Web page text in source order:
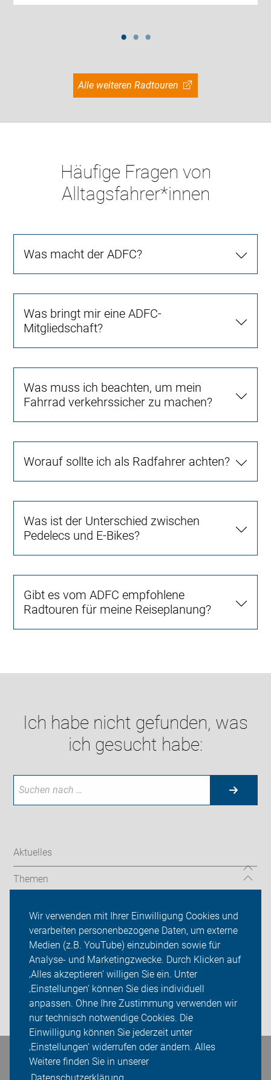
Wir verwenden mit Ihrer Einwilligung Cookies und
verarbeiten personenbezogene Daten, um externe
Medien (z.B. YouTube) einzubinden sowie für
Analyse- und Marketingzwecke. Durch Klicken auf
‚Alles akzeptieren‘ willigen Sie ein. Unter
‚Einstellungen‘ können Sie dies individuell
anpassen. Ohne Ihre Zustimmung verwenden wir
nur technisch notwendige Cookies. Die
Einwilligung können Sie jederzeit unter
‚Einstellungen‘ widerrufen oder ändern. Alles
Weitere finden Sie in unserer
Alle weiteren Radtouren
Häufige Fragen von
Alltagsfahrer*innen
Was macht der ADFC?
Was bringt mir eine ADFC-
Mitgliedschaft?
Was muss ich beachten, um mein
Fahrrad verkehrssicher zu machen?
Worauf sollte ich als Radfahrer achten?
Was ist der Unterschied zwischen
Pedelecs und E-Bikes?
Gibt es vom ADFC empfohlene
Radtouren für meine Reiseplanung?
Ich habe nicht gefunden, was
ich gesucht habe:
Aktuelles
Themen
Ortsgruppen
Sei dabei
Presse
Login
Bleiben Sie in Kontakt